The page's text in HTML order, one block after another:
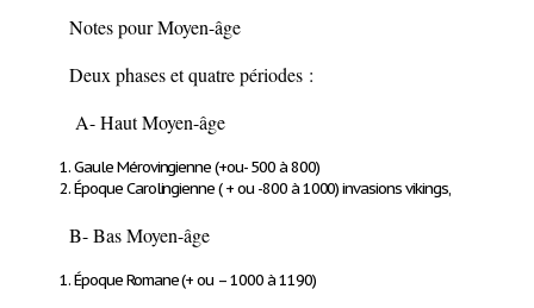
Notes pour Moyen-âge
Deux phases et quatre périodes :
A- Haut Moyen-âge
Gaule Mérovingienne (+ou- 500 à 800)
Époque Carolingienne ( + ou -800 à 1000) invasionsvikings,
B- Bas Moyen-âge
Époque Romane (+ ou – 1000 à 1190)